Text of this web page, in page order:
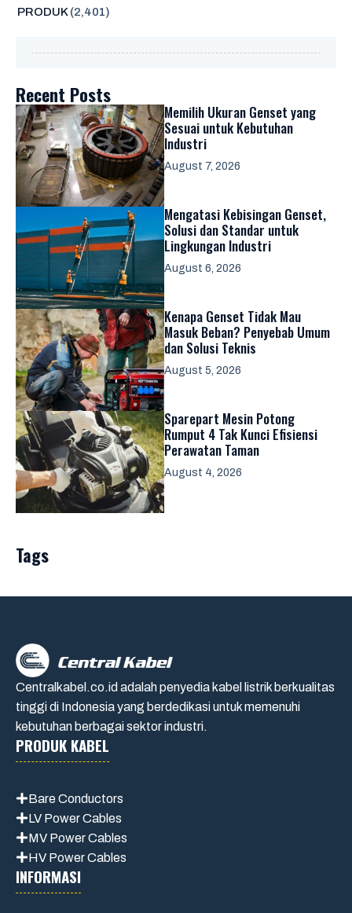
PRODUK(2,401)
Recent Posts
Memilih Ukuran Genset yang
Sesuai untuk Kebutuhan
Industri
August 7, 2026
Mengatasi Kebisingan Genset,
Solusi dan Standar untuk
Lingkungan Industri
August 6, 2026
Kenapa Genset Tidak Mau
Masuk Beban? Penyebab Umum
dan Solusi Teknis
August 5, 2026
Sparepart Mesin Potong
Rumput 4 Tak Kunci Efisiensi
Perawatan Taman
August 4, 2026
Tags
Centralkabel.co.id adalah penyedia kabel listrik berkualitas
tinggi di Indonesia yang berdedikasi untuk memenuhi
kebutuhan berbagai sektor industri.
PRODUK KABEL
Bare Conductors
LV Power Cables
MV Power Cables
HV Power Cables
INFORMASI